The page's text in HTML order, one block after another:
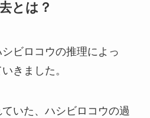
とは？
ビロコウの推理によっ
きました。
いた、ハシビロコウの過